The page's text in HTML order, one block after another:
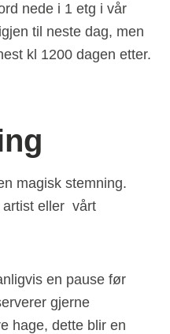
nede i 1 etg i vår
til neste dag, men
kl 1200 dagen etter.
magisk stemning.
artist eller vårt
en pause før
gjerne
hage, dette blir en